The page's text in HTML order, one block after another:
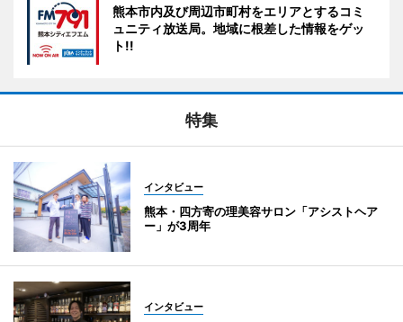
熊本市内及び周辺市町村をエリアとするコミ
ュニティ放送局。地域に根差した情報をゲッ
ト!!
特集
インタビュー
熊本・四方寄の理美容サロン「アシストヘア
ー」が3周年
インタビュー